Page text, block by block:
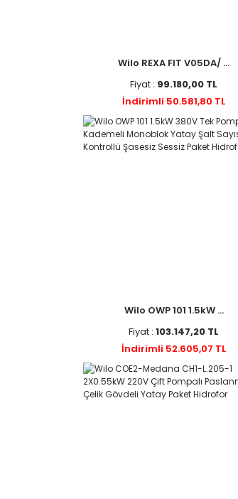
Wilo REXA FIT V05DA/ ...
Fiyat : 99.180,00 TL
İndirimli 50.581,80 TL
Wilo OWP 101 1.5kW ...
Fiyat : 103.147,20 TL
İndirimli 52.605,07 TL